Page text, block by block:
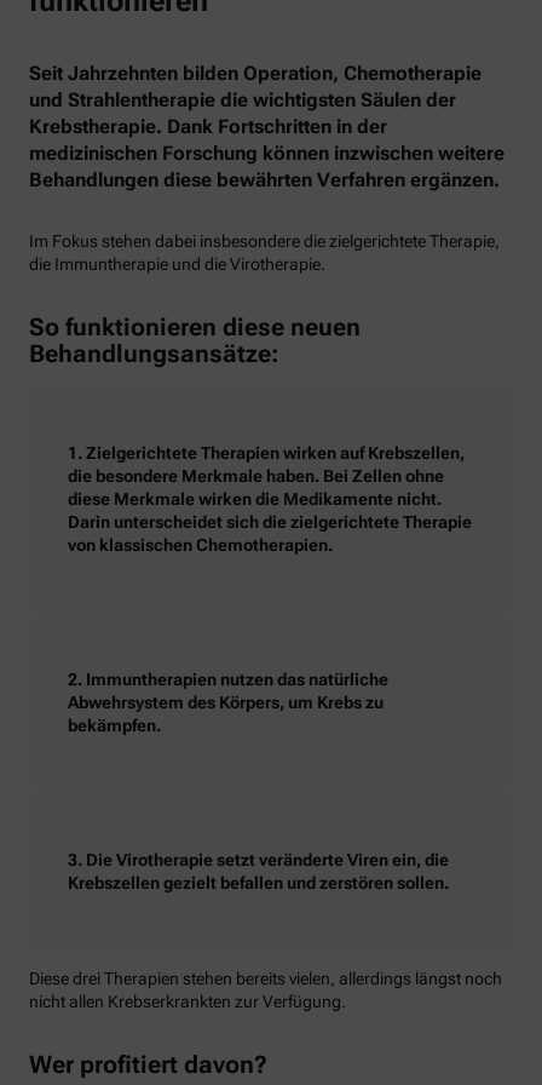
Seit Jahrzehnten bilden Operation, Chemotherapie
und Strahlentherapie die wichtigsten Säulen der
Krebstherapie. Dank Fortschritten in der
medizinischen Forschung können inzwischen weitere
Behandlungen diese bewährten Verfahren ergänzen.
Im Fokus stehen dabei insbesondere die zielgerichtete Therapie,
die Immuntherapie und die Virotherapie.
So funktionieren diese neuen
Behandlungsansätze:
1. Zielgerichtete Therapien wirken auf Krebszellen,
die besondere Merkmale haben. Bei Zellen ohne
diese Merkmale wirken die Medikamente nicht.
Darin unterscheidet sich die zielgerichtete Therapie
von klassischen Chemotherapien.
2. Immuntherapien nutzen das natürliche
Abwehrsystem des Körpers, um Krebs zu
bekämpfen.
3. Die Virotherapie setzt veränderte Viren ein, die
Krebszellen gezielt befallen und zerstören sollen.
Diese drei Therapien stehen bereits vielen, allerdings längst noch
nicht allen Krebserkrankten zur Verfügung.
Wer profitiert davon?